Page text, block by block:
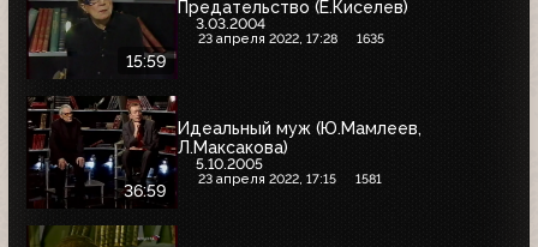
15:59
Предательство (Е.Киселев)
3.03.2004
23 апреля 2022, 17:28 1635
36:59
Идеальный муж (Ю.Мамлеев,
Л.Максакова)
5.10.2005
23 апреля 2022, 17:15 1581